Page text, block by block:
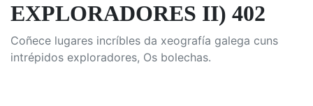
EXPLORADORES II) 402
Coñece lugares incríbles da xeografía galega cuns
intrépidos exploradores, Os bolechas.